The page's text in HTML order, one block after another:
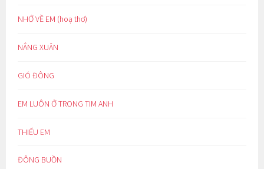
NHỚ VỀ EM (hoạ thơ)
NẮNG XUÂN
GIÓ ĐÔNG
EM LUÔN Ở TRONG TIM ANH
THIẾU EM
ĐÔNG BUỒN